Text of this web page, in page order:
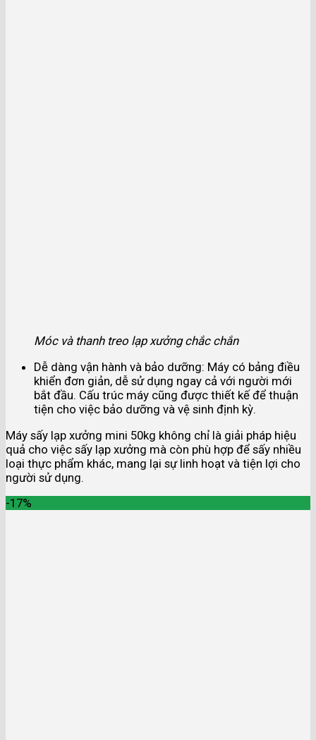
Móc và thanh treo lạp xưởng chắc chắn
Dễ dàng vận hành và bảo dưỡng: Máy có bảng điều
khiển đơn giản, dễ sử dụng ngay cả với người mới
bắt đầu. Cấu trúc máy cũng được thiết kế để thuận
tiện cho việc bảo dưỡng và vệ sinh định kỳ.
Máy sấy lạp xưởng mini 50kg không chỉ là giải pháp hiệu
quả cho việc sấy lạp xưởng mà còn phù hợp để sấy nhiều
loại thực phẩm khác, mang lại sự linh hoạt và tiện lợi cho
người sử dụng.
-17%